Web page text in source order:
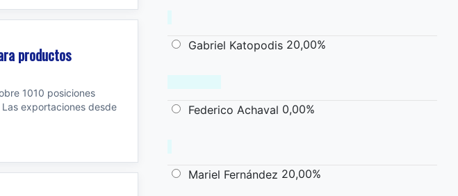
productos
1010 posiciones
exportaciones desde
Gabriel Katopodis 20,00%
Federico Achaval 0,00%
Mariel Fernández 20,00%